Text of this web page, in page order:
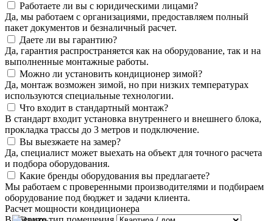
Работаете ли вы с юридическими лицами?
Да, мы работаем с организациями, предоставляем полный
пакет документов и безналичный расчет.
Даете ли вы гарантию?
Да, гарантия распространяется как на оборудование, так и на
выполненные монтажные работы.
Можно ли установить кондиционер зимой?
Да, монтаж возможен зимой, но при низких температурах
используются специальные технологии.
Что входит в стандартный монтаж?
В стандарт входит установка внутреннего и внешнего блока,
прокладка трассы до 3 метров и подключение.
Вы выезжаете на замер?
Да, специалист может выехать на объект для точного расчета
и подбора оборудования.
Какие бренды оборудования вы предлагаете?
Мы работаем с проверенными производителями и подбираем
оборудование под бюджет и задачи клиента.
Расчет мощности кондиционера